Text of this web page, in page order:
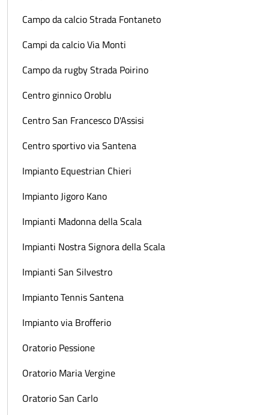
Campo da calcio Strada Fontaneto
Campi da calcio Via Monti
Campo da rugby Strada Poirino
Centro ginnico Oroblu
Centro San Francesco D'Assisi
Centro sportivo via Santena
Impianto Equestrian Chieri
Impianto Jigoro Kano
Impianti Madonna della Scala
Impianti Nostra Signora della Scala
Impianti San Silvestro
Impianto Tennis Santena
Impianto via Brofferio
Oratorio Pessione
Oratorio Maria Vergine
Oratorio San Carlo